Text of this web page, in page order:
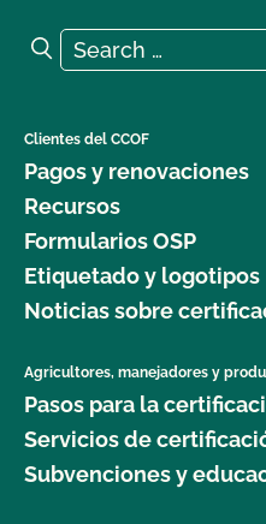
Search for:
Search
Clientes del CCOF
Pagos y renovaciones
Recursos
Formularios OSP
Etiquetado y logotipos
Noticias sobre
Agricultores, manejadores y
Pasos para la
Servicios de
Subvenciones y